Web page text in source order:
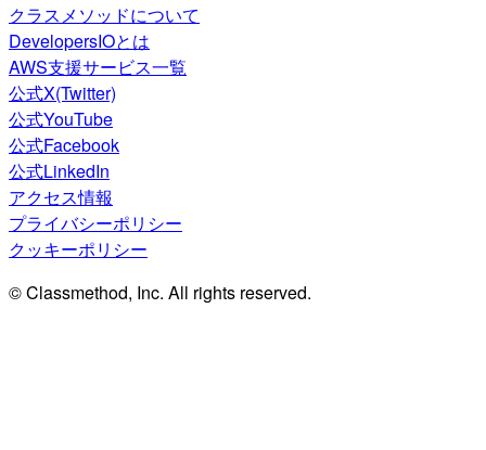
クラスメソッドについて
DevelopersIOとは
AWS支援サービス一覧
公式X(Twitter)
公式YouTube
公式Facebook
公式LinkedIn
アクセス情報
プライバシーポリシー
クッキーポリシー
© Classmethod, Inc. All rights reserved.